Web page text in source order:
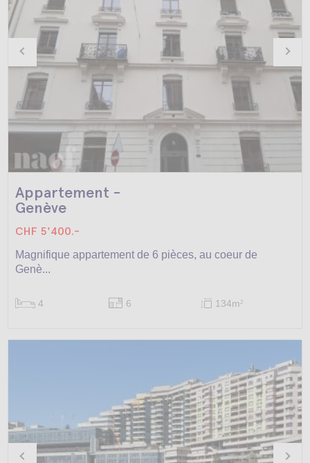
Appartement -
Genève
CHF 5'400.-
Magnifique appartement de 6 pièces, au coeur de
Genè...
4 6 134m2